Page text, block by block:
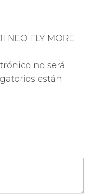
NEO FLY MORE
no será
están